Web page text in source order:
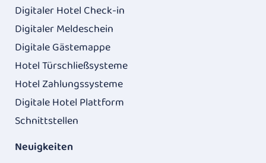
Digitaler Hotel Check-in
Digitaler Meldeschein
Digitale Gästemappe
Hotel Türschließsysteme
Hotel Zahlungssysteme
Digitale Hotel Plattform
Schnittstellen
Neuigkeiten